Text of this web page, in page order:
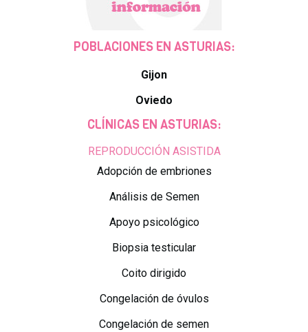
POBLACIONES EN ASTURIAS:
Gijon
Oviedo
CLÍNICAS EN ASTURIAS:
REPRODUCCIÓN ASISTIDA
Adopción de embriones
Análisis de Semen
Apoyo psicológico
Biopsia testicular
Coito dirigido
Congelación de óvulos
Congelación de semen